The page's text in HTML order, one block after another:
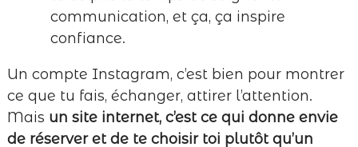
communication, et ça, ça inspire
confiance.
Un compte Instagram, c’est bien pour montrer
ce que tu fais, échanger, attirer l’attention.
Mais un site internet, c’est ce qui donne envie
de réserver et de te choisir toi plutôt qu’un